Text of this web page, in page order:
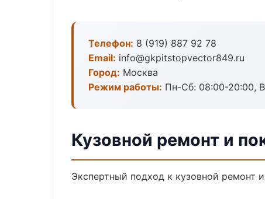
Телефон: 8 (919) 887 92 78
Email: info@gkpitstopvector849.ru
Город: Москва
Режим работы: Пн-Сб: 08:00-20:00,
Кузовной ремонт и
Экспертный подход к кузовной ремонт